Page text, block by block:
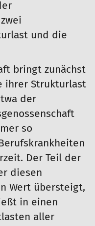
und die
bringt zunächst
ihrer Strukturlast
der
so
Der Teil der
diesen
Wert übersteigt,
in einen
aller